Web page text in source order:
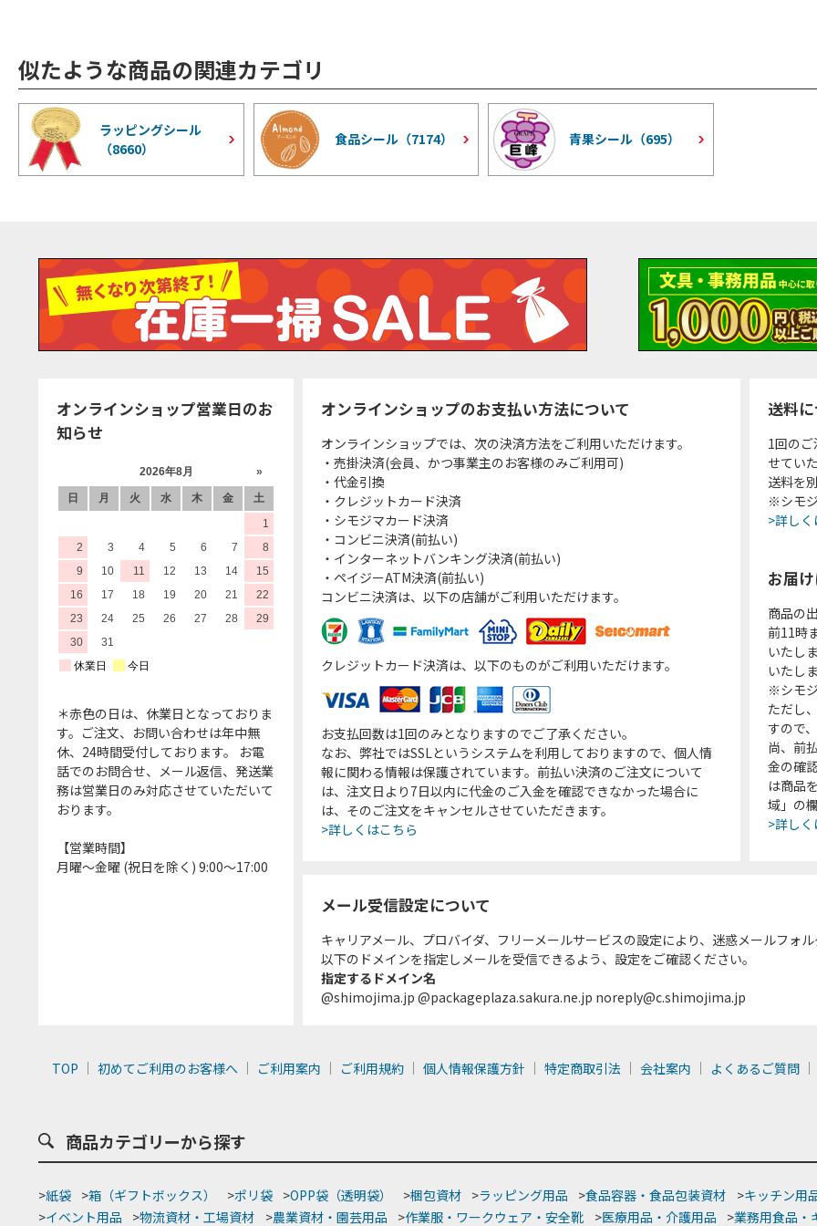
似たような商品の関連カテゴリ
ラッピングシール
（8660）
食品シール（7174） 青果シール（695）
オンラインショップ営業日のお
知らせ
＊赤色の日は、休業日となっておりま
す。ご注文、お問い合わせは年中無
休、24時間受付しております。 お電
話でのお問合せ、メール返信、発送業
務は営業日のみ対応させていただいて
おります。
【営業時間】
月曜～金曜 (祝日を除く) 9:00～17:00
オンラインショップのお支払い方法について
オンラインショップでは、次の決済方法をご利用いただけます。
・売掛決済(会員、かつ事業主のお客様のみご利用可)
・代金引換
・クレジットカード決済
・シモジマカード決済
・コンビニ決済(前払い)
・インターネットバンキング決済(前払い)
・ペイジーATM決済(前払い)
コンビニ決済は、以下の店舗がご利用いただけます。
クレジットカード決済は、以下のものがご利用いただけます。
お支払回数は1回のみとなりますのでご了承ください。
なお、弊社ではSSLというシステムを利用しておりますので、個人情
報に関わる情報は保護されています。前払い決済のご注文について
は、注文日より7日以内に代金のご入金を確認できなかった場合に
は、そのご注文をキャンセルさせていただきます。
>詳しくはこちら
送料
1回の
せてい
送料を
※シモ
>詳し
お届
商品の
前11時
いたし
いたし
※シモ
ただし
すので
尚、前
金の確
は商品
域」の
>詳し
メール受信設定について
キャリアメール、プロバイダ、フリーメールサービスの設定により、迷惑メールフォ
以下のドメインを指定しメールを受信できるよう、設定をご確認ください。
指定するドメイン名
@shimojima.jp @packageplaza.sakura.ne.jp noreply@c.shimojima.jp
TOP 初めてご利用のお客様へ ご利用案内 ご利用規約 個人情報保護方針 特定商取引法 会社案内 よくあるご質問
商品カテゴリーから探す
>紙袋 >箱（ギフトボックス） >ポリ袋 >OPP袋（透明袋） >梱包資材 >ラッピング用品 >食品容器・食品包装資材 >キッチン用
>イベント用品 >物流資材・工場資材 >農業資材・園芸用品 >作業服・ワークウェア・安全靴 >医療用品・介護用品 >業務用食品・